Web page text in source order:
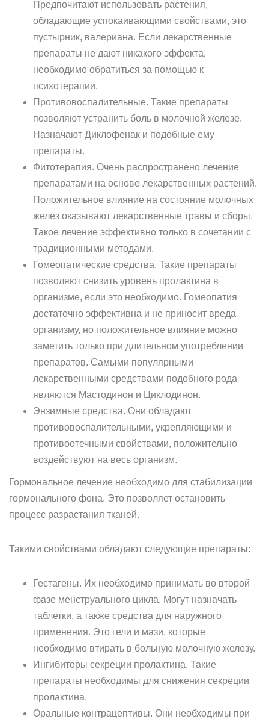
Предпочитают использовать растения,
обладающие успокаивающими свойствами, это
пустырник, валериана. Если лекарственные
препараты не дают никакого эффекта,
необходимо обратиться за помощью к
психотерапии.
Противовоспалительные. Такие препараты
позволяют устранить боль в молочной железе.
Назначают Диклофенак и подобные ему
препараты.
Фитотерапия. Очень распространено лечение
препаратами на основе лекарственных растений.
Положительное влияние на состояние молочных
желез оказывают лекарственные травы и сборы.
Такое лечение эффективно только в сочетании с
традиционными методами.
Гомеопатические средства. Такие препараты
позволяют снизить уровень пролактина в
организме, если это необходимо. Гомеопатия
достаточно эффективна и не приносит вреда
организму, но положительное влияние можно
заметить только при длительном употреблении
препаратов. Самыми популярными
лекарственными средствами подобного рода
являются Мастодинон и Циклодинон.
Энзимные средства. Они обладают
противовоспалительными, укрепляющими и
противоотечными свойствами, положительно
воздействуют на весь организм.
Гормональное лечение необходимо для стабилизации
гормонального фона. Это позволяет остановить
процесс разрастания тканей.
Такими свойствами обладают следующие препараты:
Гестагены. Их необходимо принимать во второй
фазе менструального цикла. Могут назначать
таблетки, а также средства для наружного
применения. Это гели и мази, которые
необходимо втирать в больную молочную железу.
Ингибиторы секреции пролактина. Такие
препараты необходимы для снижения секреции
пролактина.
Оральные контрацептивы. Они необходимы при